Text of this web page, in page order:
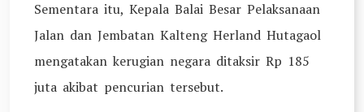
Sementara itu, Kepala Balai Besar Pelaksanaan
Jalan dan Jembatan Kalteng Herland Hutagaol
mengatakan kerugian negara ditaksir Rp 185
juta akibat pencurian tersebut.